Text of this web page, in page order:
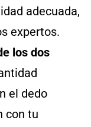
adecuada,
expertos.
los dos
el dedo
con tu